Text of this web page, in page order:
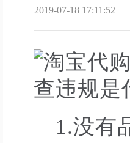
2019-07-18 17:11:52
1.没有